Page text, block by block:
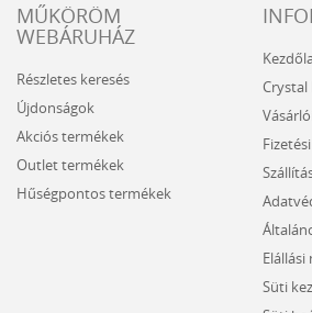
MŰKÖRÖM
WEBÁRUHÁZ
Részletes keresés
Újdonságok
Akciós termékek
Outlet termékek
Hűségpontos termékek
Crystal
Süti